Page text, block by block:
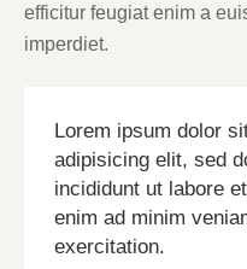
efficitur feugiat enim a
imperdiet.
Lorem ipsum dolor
adipisicing elit, sed
incididunt ut labore
enim ad minim
exercitation.